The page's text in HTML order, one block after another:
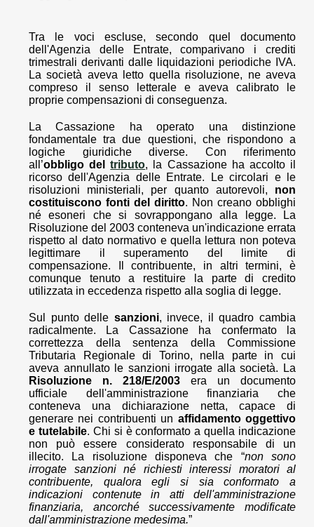
Tra le voci escluse, secondo quel documento
dell'Agenzia delle Entrate, comparivano i crediti
trimestrali derivanti dalle liquidazioni periodiche IVA.
La società aveva letto quella risoluzione, ne aveva
compreso il senso letterale e aveva calibrato le
proprie compensazioni di conseguenza.
La Cassazione ha operato una distinzione
fondamentale tra due questioni, che rispondono a
logiche giuridiche diverse. Con riferimento
all’obbligo deltributo, la Cassazione ha accolto il
ricorso dell'Agenzia delle Entrate. Le circolari e le
risoluzioni ministeriali, per quanto autorevoli, non
costituiscono fonti del diritto. Non creano obblighi
né esoneri che si sovrappongano alla legge. La
Risoluzione del 2003 conteneva un'indicazione errata
rispetto al dato normativo e quella lettura non poteva
legittimare il superamento del limite di
compensazione. Il contribuente, in altri termini, è
comunque tenuto a restituire la parte di credito
utilizzata in eccedenza rispetto alla soglia di legge.
Sul punto delle sanzioni, invece, il quadro cambia
radicalmente. La Cassazione ha confermato la
correttezza della sentenza della Commissione
Tributaria Regionale di Torino, nella parte in cui
aveva annullato le sanzioni irrogate alla società. La
Risoluzione n. 218/E/2003 era un documento
ufficiale dell'amministrazione finanziaria che
conteneva una dichiarazione netta, capace di
generare nei contribuenti un affidamento oggettivo
e tutelabile. Chi si è conformato a quella indicazione
non può essere considerato responsabile di un
illecito. La risoluzione disponeva che “non sono
irrogate sanzioni né richiesti interessi moratori al
contribuente, qualora egli si sia conformato a
indicazioni contenute in atti dell'amministrazione
finanziaria, ancorché successivamente modificate
dall'amministrazione medesima.”